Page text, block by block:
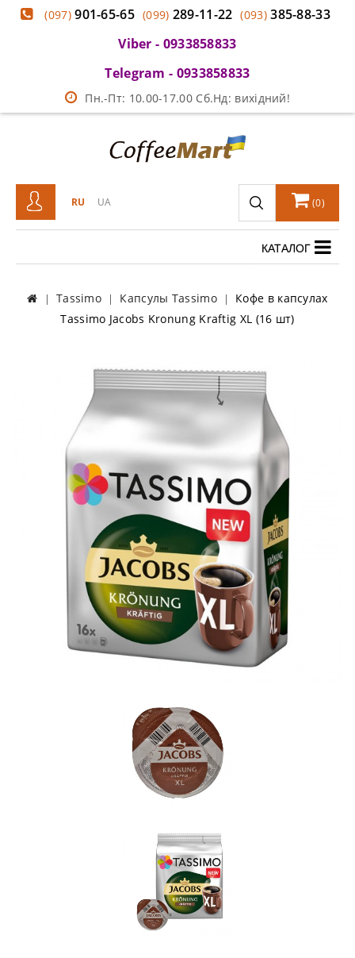
(097)901-65-65 (099) 289-11-22 (093)385-88-33
Viber - 0933858833
Telegram - 0933858833
Пн.-Пт: 10.00-17.00 Сб.Нд: вихідний!
RU UA (0)
КАТАЛОГ
Tassimo Капсулы Tassimo
Кофе в капсулах
Tassimo Jacobs Kronung Kraftig XL (16 шт)